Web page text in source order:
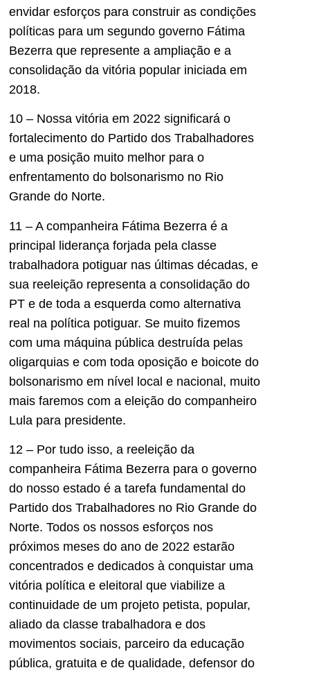
envidar esforços para construir as condições
políticas para um segundo governo Fátima
Bezerra que represente a ampliação e a
consolidação da vitória popular iniciada em
2018.
10 – Nossa vitória em 2022 significará o
fortalecimento do Partido dos Trabalhadores
e uma posição muito melhor para o
enfrentamento do bolsonarismo no Rio
Grande do Norte.
11 – A companheira Fátima Bezerra é a
principal liderança forjada pela classe
trabalhadora potiguar nas últimas décadas, e
sua reeleição representa a consolidação do
PT e de toda a esquerda como alternativa
real na política potiguar. Se muito fizemos
com uma máquina pública destruída pelas
oligarquias e com toda oposição e boicote do
bolsonarismo em nível local e nacional, muito
mais faremos com a eleição do companheiro
Lula para presidente.
12 – Por tudo isso, a reeleição da
companheira Fátima Bezerra para o governo
do nosso estado é a tarefa fundamental do
Partido dos Trabalhadores no Rio Grande do
Norte. Todos os nossos esforços nos
próximos meses do ano de 2022 estarão
concentrados e dedicados à conquistar uma
vitória política e eleitoral que viabilize a
continuidade de um projeto petista, popular,
aliado da classe trabalhadora e dos
movimentos sociais, parceiro da educação
pública, gratuita e de qualidade, defensor do